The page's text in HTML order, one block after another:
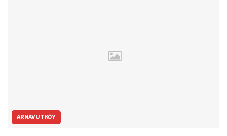
ARNAVUTKÖY